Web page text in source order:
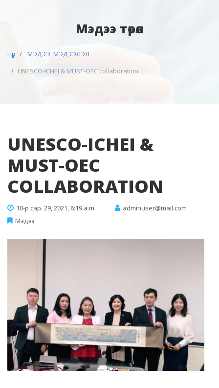
Мэдээ төрөл
Нүүр
МЭДЭЭ, МЭДЭЭЛЭЛ
UNESCO-ICHEI & MUST-OEC collaboration
UNESCO-ICHEI &
MUST-OEC
COLLABORATION
10-р сар. 29, 2021, 6:19 a.m.
adminuser@mail.com
Мэдээ